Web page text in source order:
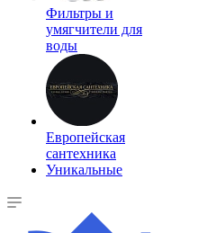
Фильтры и
умягчители для
воды
Европейская
сантехника
Уникальные